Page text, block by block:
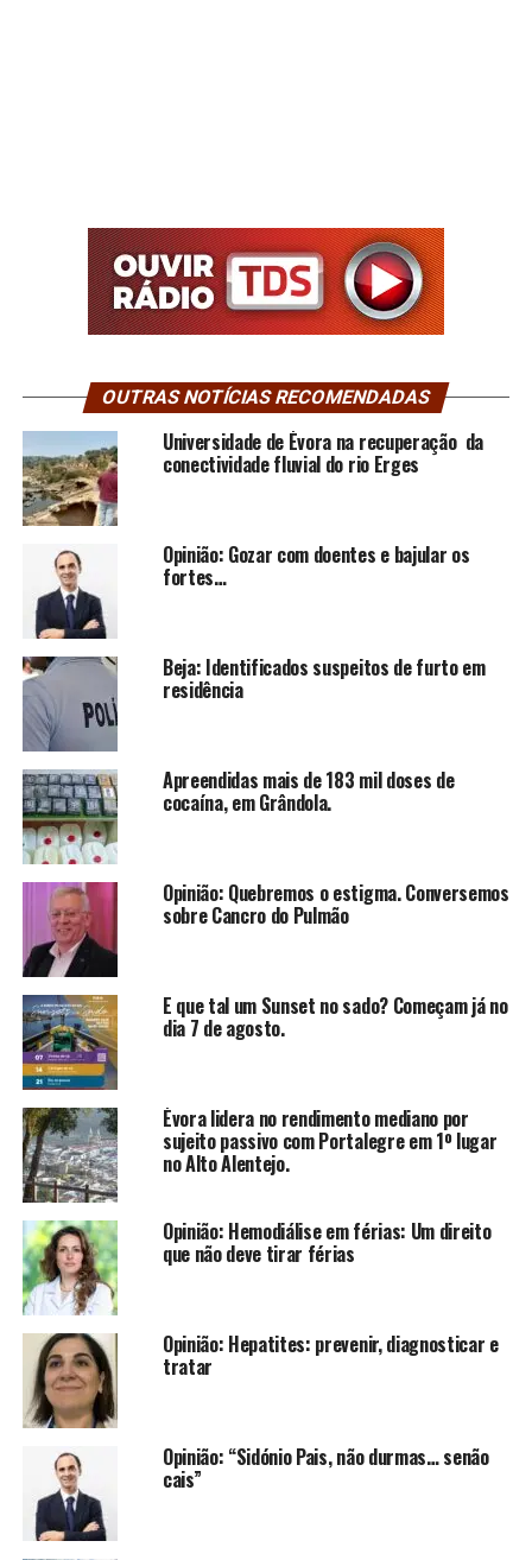
OUTRAS NOTÍCIAS RECOMENDADAS
Universidade de Évora na recuperação da
conectividade fluvial do rio Erges
Opinião: Gozar com doentes e bajular os
fortes…
Beja: Identificados suspeitos de furto em
residência
Apreendidas mais de 183 mil doses de
cocaína, em Grândola.
Opinião: Quebremos o estigma. Conversemos
sobre Cancro do Pulmão
E que tal um Sunset no sado? Começam já no
dia 7 de agosto.
Évora lidera no rendimento mediano por
sujeito passivo com Portalegre em 1º lugar
no Alto Alentejo.
Opinião: Hemodiálise em férias: Um direito
que não deve tirar férias
Opinião: Hepatites: prevenir, diagnosticar e
tratar
Opinião: “Sidónio Pais, não durmas… senão
cais”